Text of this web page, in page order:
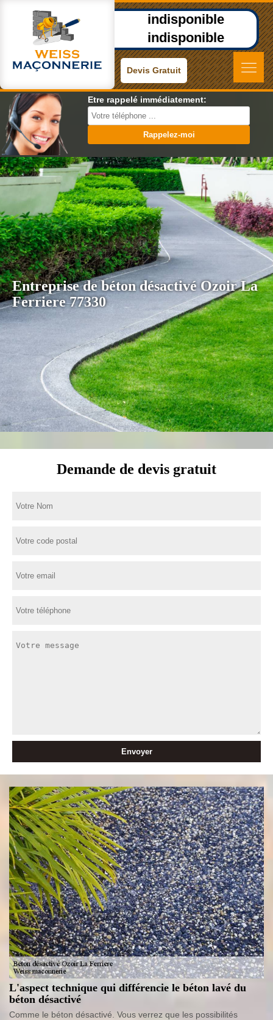
indisponible
indisponible
Devis Gratuit
Etre rappelé immédiatement:
Entreprise de béton désactivé Ozoir La
Ferriere 77330
Demande de devis gratuit
L'aspect technique qui différencie le béton lavé du
béton désactivé
Comme le béton désactivé. Vous verrez que les possibilités